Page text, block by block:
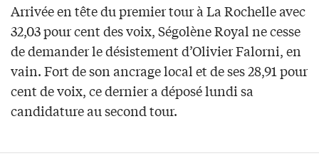
Arrivée en tête du premier tour à La Rochelle avec
32,03 pour cent des voix, Ségolène Royal ne cesse
de demander le désistement d’Olivier Falorni, en
vain. Fort de son ancrage local et de ses 28,91 pour
cent de voix, ce dernier a déposé lundi sa
candidature au second tour.